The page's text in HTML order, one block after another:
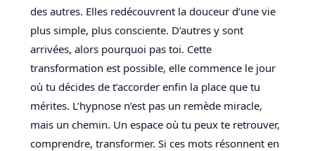
des autres. Elles redécouvrent la douceur d’une vie
plus simple, plus consciente. D’autres y sont
arrivées, alors pourquoi pas toi. Cette
transformation est possible, elle commence le jour
où tu décides de t’accorder enfin la place que tu
mérites. L’hypnose n’est pas un remède miracle,
mais un chemin. Un espace où tu peux te retrouver,
comprendre, transformer. Si ces mots résonnent en